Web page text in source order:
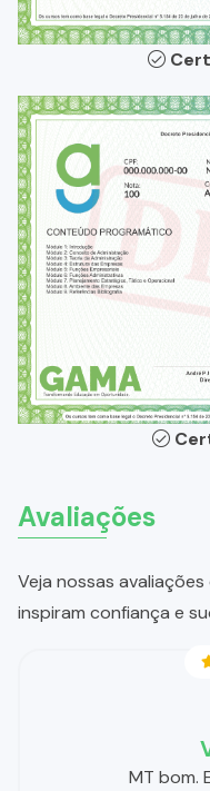
Avaliações
Veja nossas
inspiram confiança e
MT bom.